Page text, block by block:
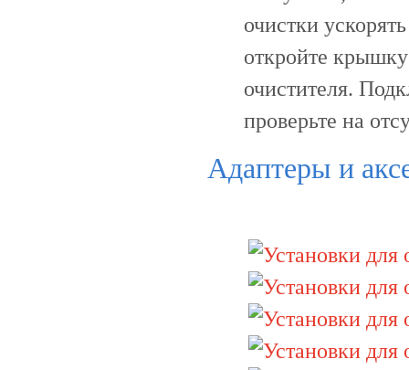
очистки
откройте
очистителя.
проверьте на
Адаптеры и